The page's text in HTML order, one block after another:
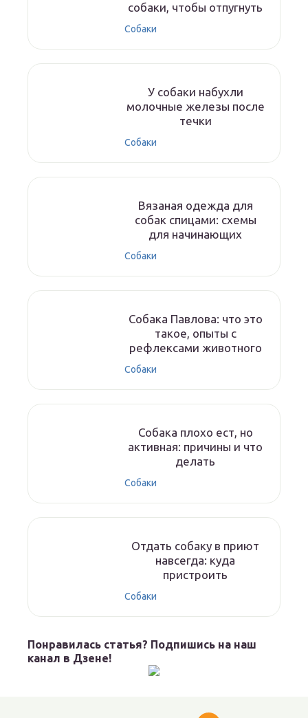
собаки, чтобы отпугнуть
Собаки
У собаки набухли
молочные железы после
течки
Собаки
Вязаная одежда для
собак спицами: схемы
для начинающих
Собаки
Собака Павлова: что это
такое, опыты с
рефлексами животного
Собаки
Собака плохо ест, но
активная: причины и что
делать
Собаки
Отдать собаку в приют
навсегда: куда
пристроить
Собаки
Понравилась статья? Подпишись на наш
канал в Дзене!